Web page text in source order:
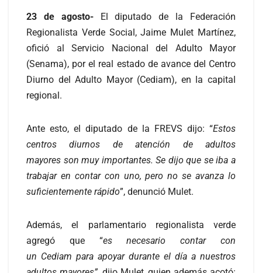
23 de agosto- El diputado de la Federación
Regionalista Verde Social, Jaime Mulet Martínez,
ofició al Servicio Nacional del Adulto Mayor
(Senama), por el real estado de avance del Centro
Diurno del Adulto Mayor (Cediam), en la capital
regional.
Ante esto, el diputado de la FREVS dijo: “Estos
centros diurnos de atención de adultos
mayores son muy importantes. Se dijo que se iba a
trabajaren contar con uno, pero no se avanza lo
suficientemente rápido”, denunció Mulet.
Además, el parlamentario regionalista verde
agregó que “es necesariocontar con
un Cediam para apoyar durante el día a nuestros